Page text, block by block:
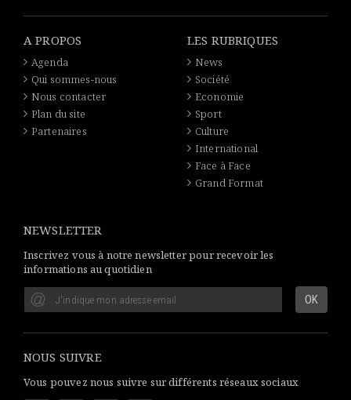
A PROPOS
Agenda
Qui sommes-nous
Nous contacter
Plan du site
Partenaires
LES RUBRIQUES
News
Société
Economie
Sport
Culture
International
Face à Face
Grand Format
NEWSLETTER
Inscrivez vous à notre newsletter pour recevoir les
informations au quotidien
NOUS SUIVRE
Vous pouvez nous suivre sur différents réseaux sociaux